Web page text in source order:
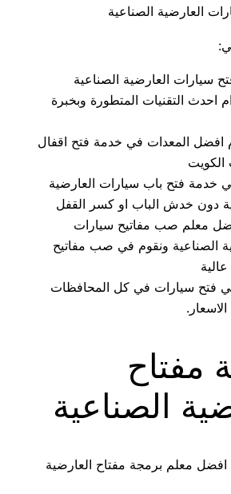
العارضية الصناعية
سيارات العارضية الصناعية
احدث التقنيات المتطورة وبخبرة
افضل المعدات في خدمة فتح اقفال
الكويت
خدمة فتح باب سيارات العارضية
دون خدش الباب او كسر القفل
معلم صب مفاتيح سيارات
الصناعية ونقوم في صب مفاتيح
فتح سيارات في كل المحافظات
مفتاح
الصناعية
معلم برمجة مفتاح العارضية